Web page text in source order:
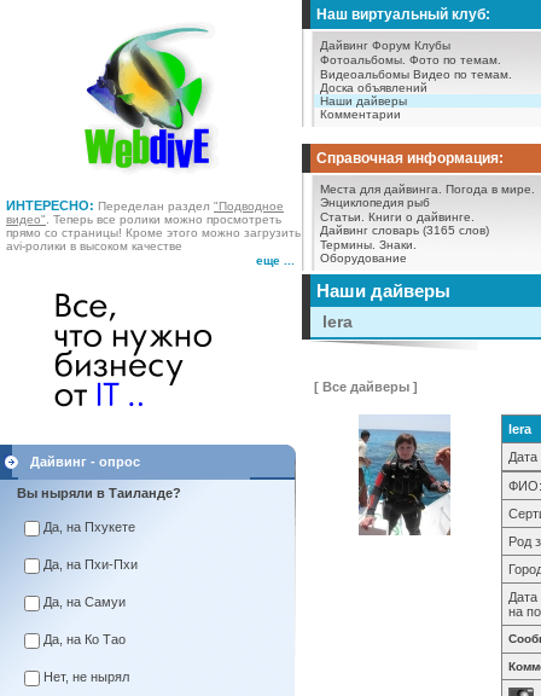
ИНТЕРЕСНО: Переделан раздел "Подводное
видео" . Теперь все ролики можно просмотреть
прямо со страницы! Кроме этого можно загрузить
avi-ролики в высоком качестве
еще ...
Наш виртуальный клуб:
Дайвинг Форум Клубы
Фотоальбомы. Фото по темам.
Видеоальбомы Видео по темам.
Доска объявлений
Наши дайверы
Комментарии
Справочная информация:
Места для дайвинга.
Погода в мире.
Энциклопедия рыб
Статьи.
Книги о дайвинге.
Дайвинг словарь (3165 слов)
Термины. Знаки.
Оборудование
Дайвинг - опрос
Вы ныряли в Таиланде?
Да, на Пхукете
Да, на Пхи-Пхи
Да, на Самуи
Да, на Ко Тао
Нет, не нырял
Наши дайверы
lera
[ Все дайверы ]
lera
Дата
ФИО:
Род
Дата
на